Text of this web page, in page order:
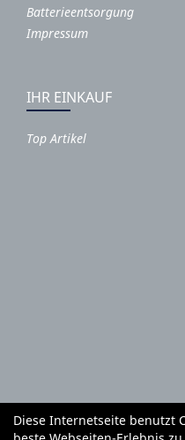
Batterieentsorgung
Impressum
IHR EINKAUF
Top Artikel
Autoteile und
Diese Internetseite benutzt